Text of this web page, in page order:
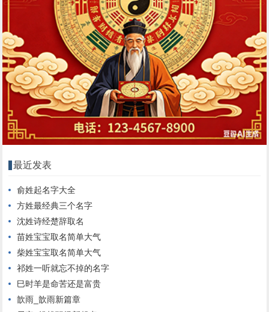
最近发表
俞姓起名字大全
方姓最经典三个名字
沈姓诗经楚辞取名
苗姓宝宝取名简单大气
柴姓宝宝取名简单大气
祁姓一听就忘不掉的名字
巳时羊是命苦还是富贵
歆雨_歆雨新篇章